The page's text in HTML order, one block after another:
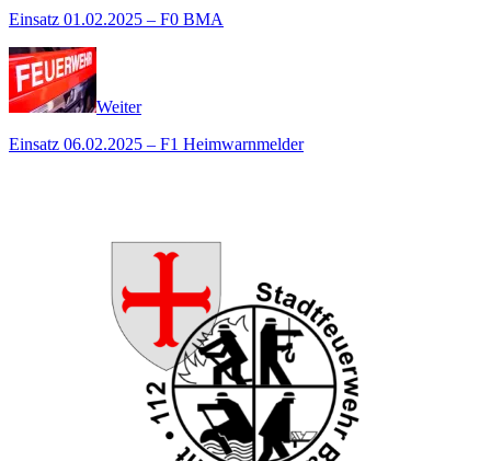
Einsatz 01.02.2025 – F0 BMA
Weiter
Einsatz 06.02.2025 – F1 Heimwarnmelder